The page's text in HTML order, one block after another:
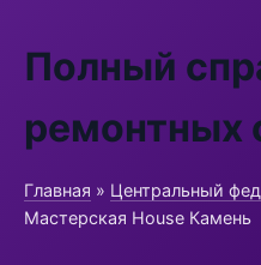
Полный
ремонтных
Главная » Центральный
Мастерская House Камень